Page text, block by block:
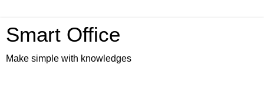
Smart Office
Make simple with knowledges